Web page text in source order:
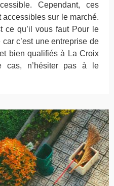
Cependant, ces
sur le marché.
ce qu’il vous faut Pour le
c’est une entreprise de
bien qualifiés à La Croix
cas, n’hésiter pas à le